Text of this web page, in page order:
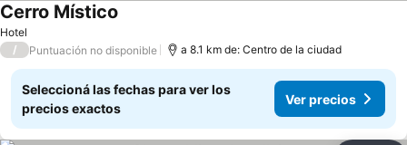
Hotel
Cerro Místico
/ Puntuación no disponible a 8.1 km de: Centro de la ciudad
Seleccioná las fechas para ver los
precios exactos
Ver precios